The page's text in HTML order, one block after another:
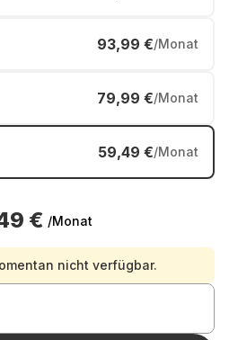
93,99 €/Monat
79,99 €/Monat
59,49 €/Monat
€ /Monat
nicht verfügbar.